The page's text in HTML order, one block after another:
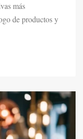
más
de productos y